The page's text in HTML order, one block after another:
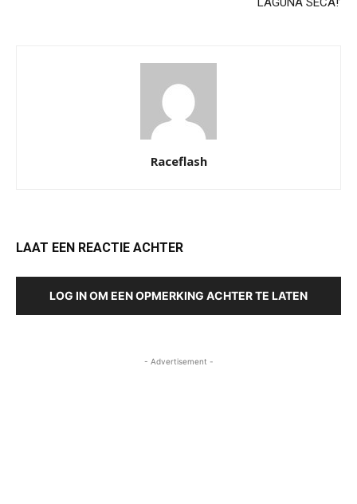
Raceflash
LAAT EEN REACTIE ACHTER
LOG IN OM EEN OPMERKING ACHTER TE LATEN
- Advertisement -